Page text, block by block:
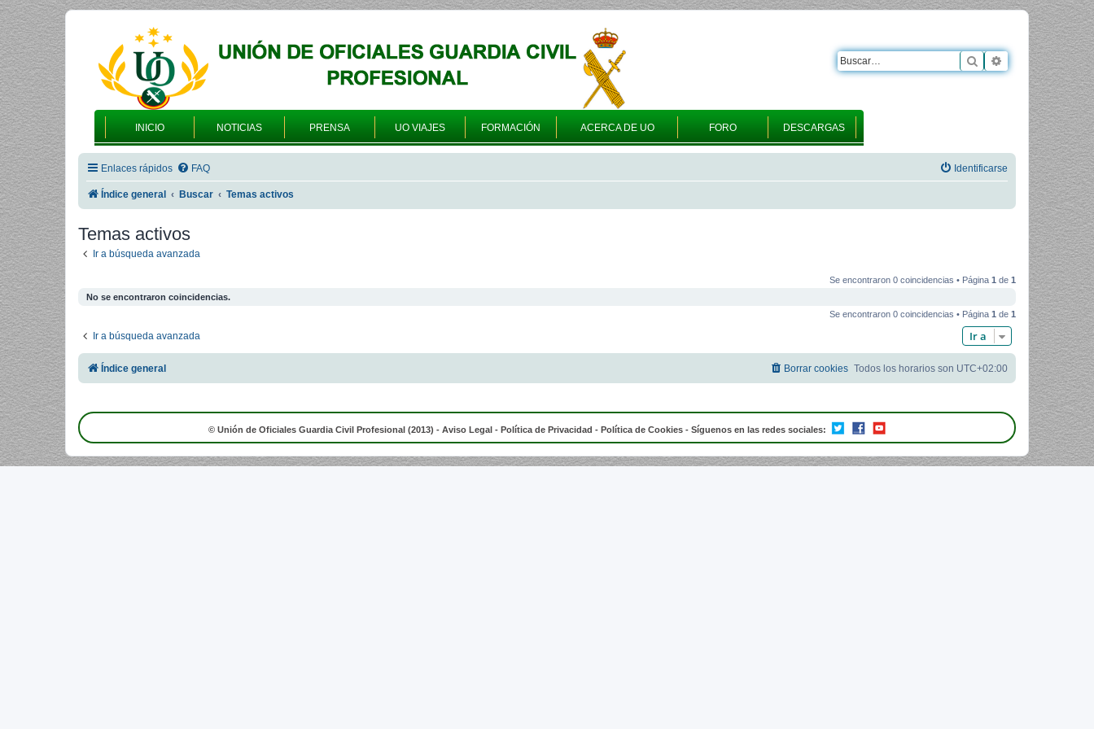
INICIO NOTICIAS PRENSA UO VIAJES FORMACIÓN ACERCA DE UO FORO DESCARGAS
Buscar Búsqueda
Enlaces rápidos FAQ Identificarse
Índice general Buscar Temas activos
Temas activos
Ir a búsqueda avanzada
Se encontraron 0 coincidencias • Página 1 de 1
No se encontraron coincidencias.
Se encontraron 0 coincidencias • Página 1 de 1
Ir a búsqueda avanzada Ir a
Índice general Todos los horarios son UTC+02:00
Borrar cookies
© Unión de Oficiales Guardia Civil Profesional (2013) - Aviso Legal - Política de Privacidad - Política de Cookies - Síguenos en las redes sociales: